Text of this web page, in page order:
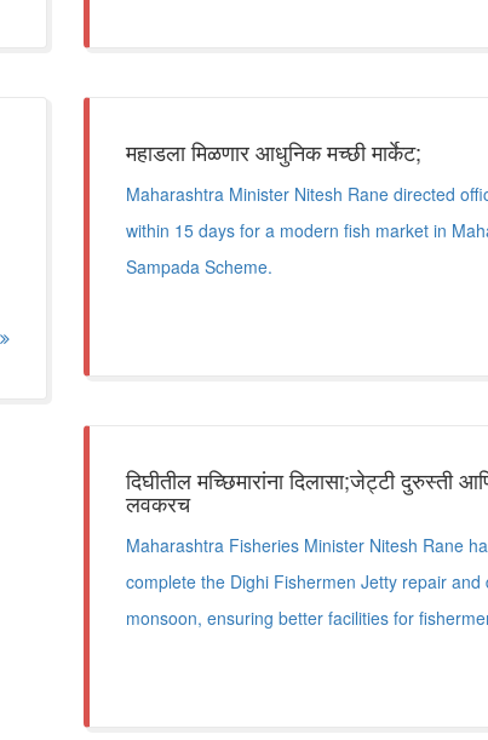
महाडला मिळणार आधुनिक मच्छी मार्केट;
Maharashtra Minister Nitesh Rane directed
within 15 days for a modern fish market in
Sampada Scheme.
दिघीतील मच्छिमारांना दिलासा;जेट्टी दुरुस्ती
लवकरच
Maharashtra Fisheries Minister Nitesh Rane
complete the Dighi Fishermen Jetty repair
monsoon, ensuring better facilities for